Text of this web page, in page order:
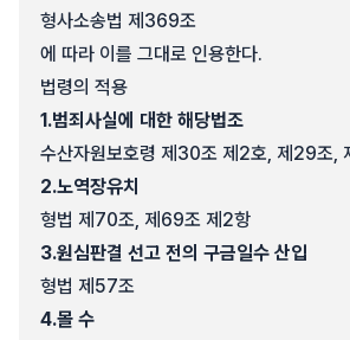
형사소송법 제369조
에 따라 이를 그대로 인용한다.
법령의 적용
1.범죄사실에 대한 해당법조
수산자원보호령 제30조 제2호, 제29조,
2.노역장유치
형법 제70조, 제69조 제2항
3.원심판결 선고 전의 구금일수 산입
형법 제57조
4.몰 수